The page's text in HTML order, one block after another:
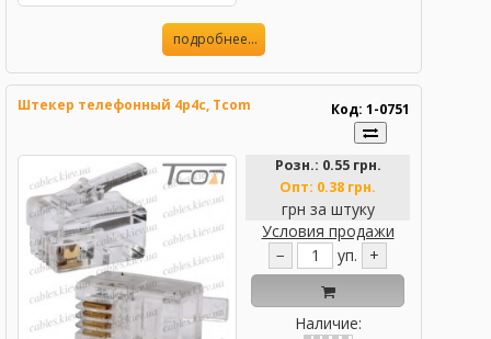
подробнее...
Штекер телефонный 4р4с, Tcom Код: 1-0751
Розн.: 0.55 грн.
Опт: 0.38 грн.
грн за штуку
Условия продажи
−
уп. +
Наличие: